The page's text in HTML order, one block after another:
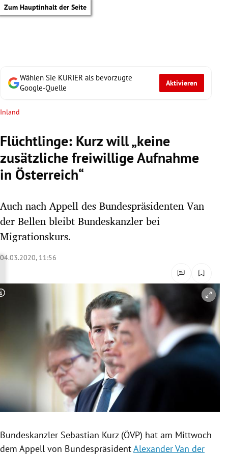
Zum Hauptinhalt der Seite
Untermenü
Untermenü
Untermenü
Untermenü
Untermenü
Untermenü
Untermenü
Wählen Sie KURIER als bevorzugte
Google-Quelle
Aktivieren
Inland
Flüchtlinge: Kurz will „keine
zusätzliche freiwillige Aufnahme
in Österreich“
Auch nach Appell des Bundespräsidenten Van
der Bellen bleibt Bundeskanzler bei
Migrationskurs.
04.03.2020, 11:56
Copyright-Hinweis öffnen/schließen
Bundeskanzler Sebastian Kurz(ÖVP) hat am Mittwoch
dem Appell von BundespräsidentAlexander Van der